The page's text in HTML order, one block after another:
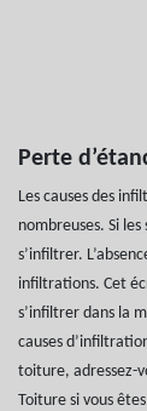
Perte
Les causes des
nombreuses. Si
s’infiltrer.
infiltrations. Cet
s’infiltrer dans la
causes
toiture, adressez-
Toiture si vous